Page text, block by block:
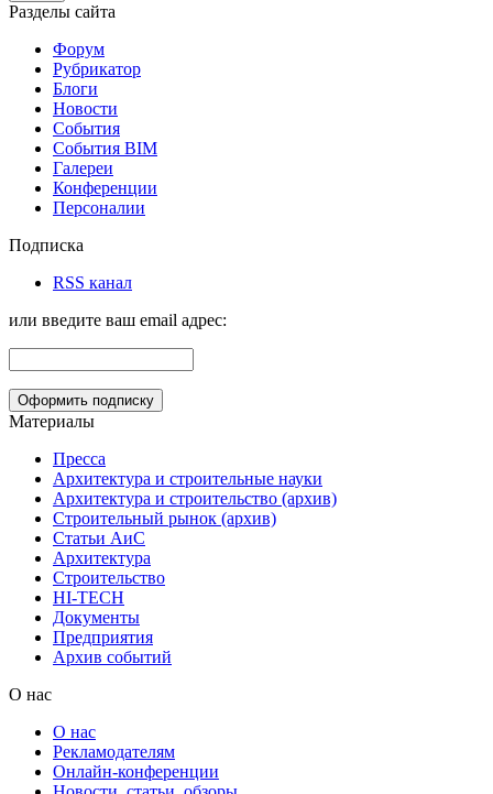
Разделы сайта
Форум
Рубрикатор
Блоги
Новости
События
События BIM
Галереи
Конференции
Персоналии
Подписка
RSS канал
или введите ваш email адрес:
Материалы
Пресса
Архитектура и строительные науки
Архитектура и строительство (архив)
Строительный рынок (архив)
Статьи АиС
Архитектура
Строительство
HI-TECH
Документы
Предприятия
Архив событий
О нас
О нас
Рекламодателям
Онлайн-конференции